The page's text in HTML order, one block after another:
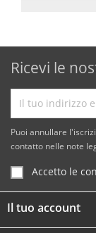
Ricevi le
Puoi annullare
contatto nelle note
Accetto le
Il tuo account